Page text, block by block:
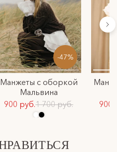
-47%
Манжеты с оборкой
Мальвина
900 руб.1 700 руб.
900